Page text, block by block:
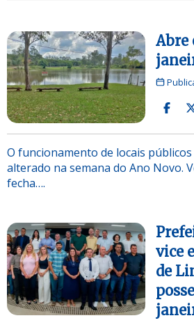
Abre
O funcionamento de locais
alterado na semana do Ano Novo.
fecha….
vice
de